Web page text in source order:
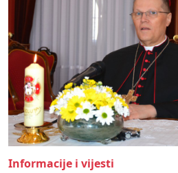
Informacije i vijesti